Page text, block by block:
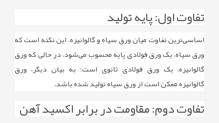
تفاوت اول: پایه تولید
اساسی‌ترین تفاوت میان ورق سیاه و گالوانیزه، این نکته است که
ورق سیاه، یک ورق فولادی پایه محسوب می‌شود، در حالی ‌که ورق
گالوانیزه، یک ورق فولادی ثانوی است؛ به بیان دیگر، ورق
گالوانیزه ممکن است از ورق سیاه تولید شده باشد.
تفاوت دوم: مقاومت در برابر اکسید آهن